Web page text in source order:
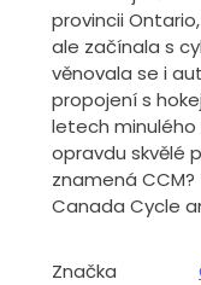
provincii
ale začínala s
věnovala se i
propojení s
letech
opravdu skvělé
znamená
Canada Cycle
Značka